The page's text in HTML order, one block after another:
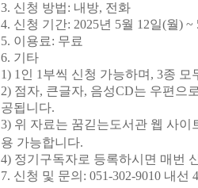
3. 신청 방법: 내방, 전화
4. 신청 기간: 2025년 5월 12일(월) ~
5. 이용료: 무료
6. 기타
1) 1 인 1 부씩 신청 가능하며 , 3종 모
2) 점자, 큰글자, 음성CD는 우편으로
공됩니다.
3) 위 자료는 꿈긷는도서관 웹 사이
용 가능합니다.
4) 정기구독자로 등록하시면 매번
7. 신청 및 문의 : 051-302-9010 내선 4